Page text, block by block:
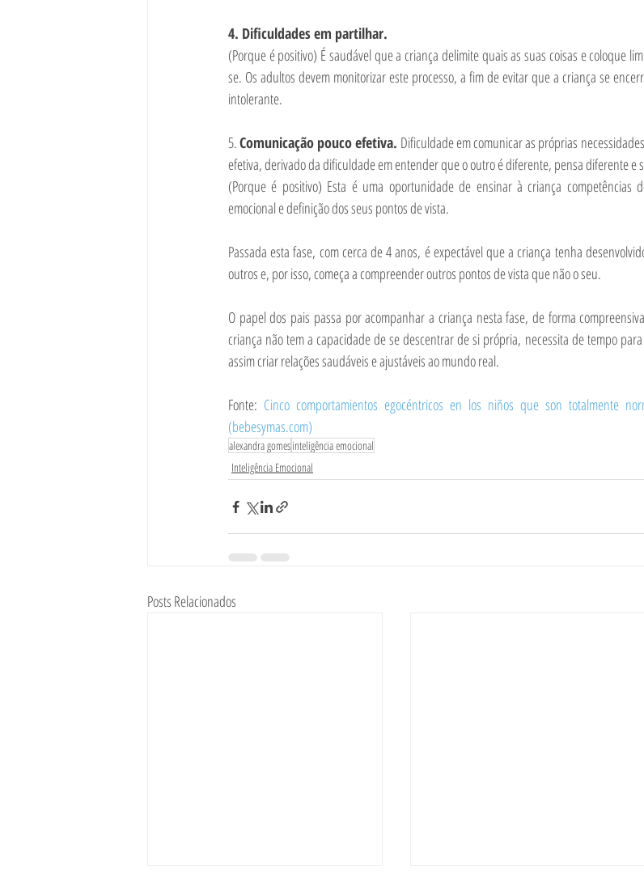
4. Dificuldades em partilhar.
(Porque é positivo) É saudável que a criança delimite quais as suas coisas e coloque
se. Os adultos devem monitorizar este processo, a fim de evitar que a criança se
intolerante.
5. Comunicação pouco efetiva. Dificuldade em comunicar as próprias
efetiva, derivado da dificuldade em entender que o outro é diferente, pensa diferente e
(Porque é positivo) Esta é uma oportunidade de ensinar à criança competências
emocional e definição dos seus pontos de vista.
Passada esta fase, com cerca de 4 anos, é expectável que a criança tenha
outros e, por isso, começa a compreender outros pontos de vista que não o seu.
O papel dos pais passa por acompanhar a criança nesta fase, de forma
criança não tem a capacidade de se descentrar de si própria, necessita de tempo
assim criar relações saudáveis e ajustáveis ao mundo real.
Fonte: Cinco comportamientos egocéntricos en los niños que son totalmente
(bebesymas.com)
alexandra gomesinteligência emocional
Inteligência Emocional
Posts Relacionados